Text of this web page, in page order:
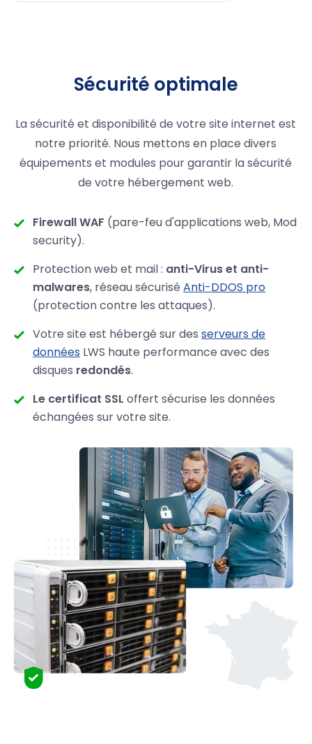
Sécurité optimale
La sécurité et disponibilité de votre site internet est
notre priorité. Nous mettons en place divers
équipements et modules pour garantir la sécurité
de votre hébergement web.
Firewall WAF (pare-feu d'applications web, Mod
security).
Protection web et mail : anti-Virus et anti-
malwares, réseau sécuriséAnti-DDOS pro
(protection contre les attaques).
Votre site est hébergé sur desserveurs de
données LWS haute performance avec des
disques redondés.
Le certificat SSL offert sécurise les données
échangées sur votre site.